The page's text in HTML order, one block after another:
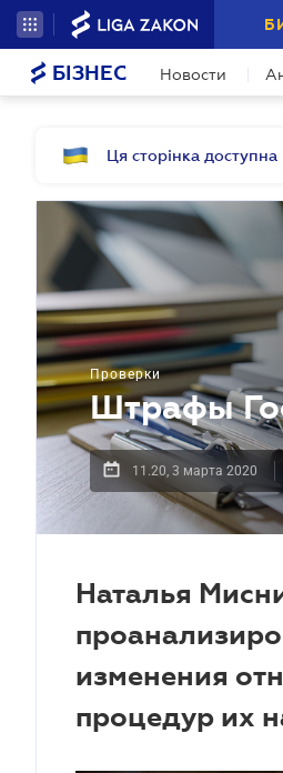
БІЗНЕС Новости
Ця сторінка
Проверки
Штрафы
11.20, 3 марта 2020
Наталья
изменения
процедур их